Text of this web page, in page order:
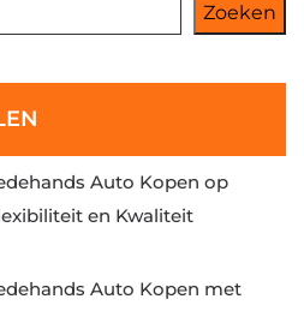
Zoeken
Auto Kopen op
en Kwaliteit
Auto Kopen met